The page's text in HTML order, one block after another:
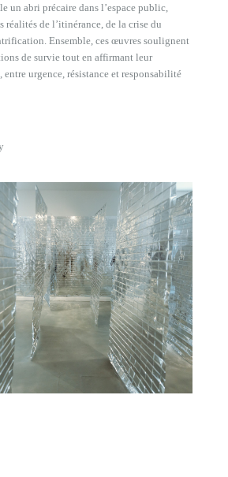
un abri précaire dans l’espace public,
réalités de l’itinérance, de la crise du
Ensemble, ces œuvres soulignent
de survie tout en affirmant leur
urgence, résistance et responsabilité